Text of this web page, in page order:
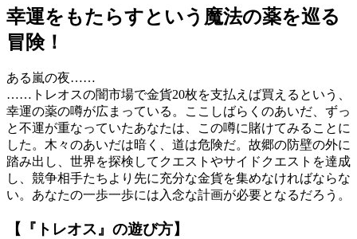
幸運をもたらすという魔法の薬を巡る
冒険！
ある嵐の夜……
……トレオスの闇市場で金貨20枚を支払えば買えるという、
幸運の薬の噂が広まっている。ここしばらくのあいだ、ずっ
と不運が重なっていたあなたは、この噂に賭けてみることに
した。木々のあいだは暗く、道は危険だ。故郷の防壁の外に
踏み出し、世界を探検してクエストやサイドクエストを達成
し、競争相手たちより先に充分な金貨を集めなければならな
い。あなたの一歩一歩には入念な計画が必要となるだろう。
【『トレオス』の遊び方】